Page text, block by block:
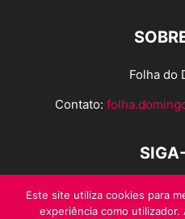
Folha do
Contato:
Este site utiliza cookies para
experiência como